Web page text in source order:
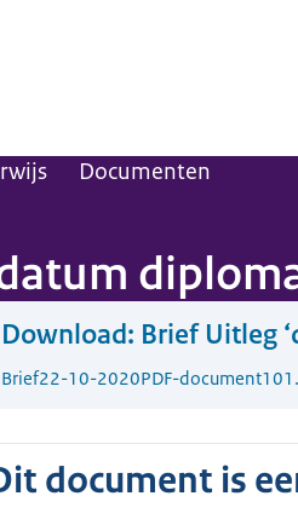
Documenten
Download: Brief Uitleg
Brief22-10-2020PDF-document
document is